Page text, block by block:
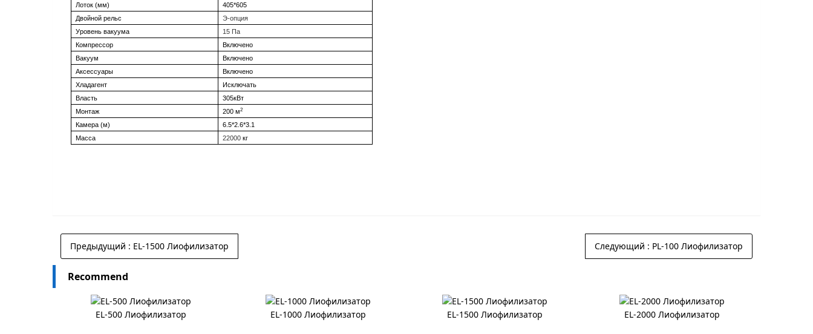
Лоток (мм)
405*605
Двойной рельс
Э-опция
Уровень вакуума
15 Па
Компрессор
Включено
Вакуум
Включено
Аксессуары
Включено
Хладагент
Исключать
Власть
305кВт
Монтаж
200 м2
Камера (м)
6.5*2.6*3.1
Масса
22000 кг
Предыдущий : EL-1500 Лиофилизатор Следующий : PL-100 Лиофилизатор
Recommend
EL-500 Лиофилизатор EL-1000 Лиофилизатор EL-1500 Лиофилизатор EL-2000 Лиофилизатор